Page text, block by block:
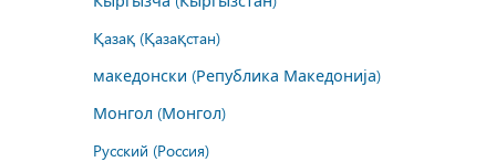
Қазақ (Қазақстан)
македонски (Република Македонија)
Монгол (Монгол)
Русский (Россия)